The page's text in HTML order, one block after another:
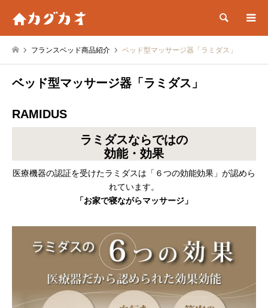
検索
フランスベッド商品紹介 ベッド型マッサージ器「ラミダス」
ベッド型マッサージ器「ラミダス」
RAMIDUS
ラミダスならではの
効能・効果
医療機器の認証を受けたラミダスは「６つの効能効果」が認めら
れています。
「お家で寝ながらマッサージ」